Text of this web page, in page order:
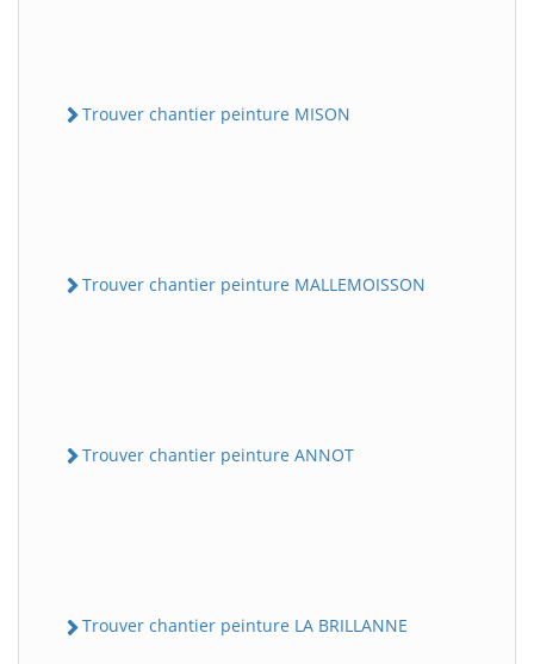
Trouver chantier peinture MISON
Trouver chantier peinture MALLEMOISSON
Trouver chantier peinture ANNOT
Trouver chantier peinture LA BRILLANNE